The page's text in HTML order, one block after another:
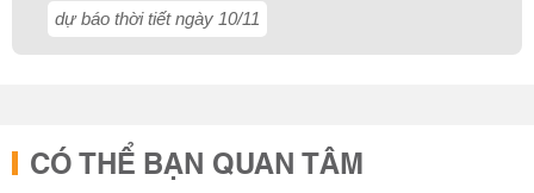
dự báo thời tiết ngày 10/11
CÓ THỂ BẠN QUAN TÂM